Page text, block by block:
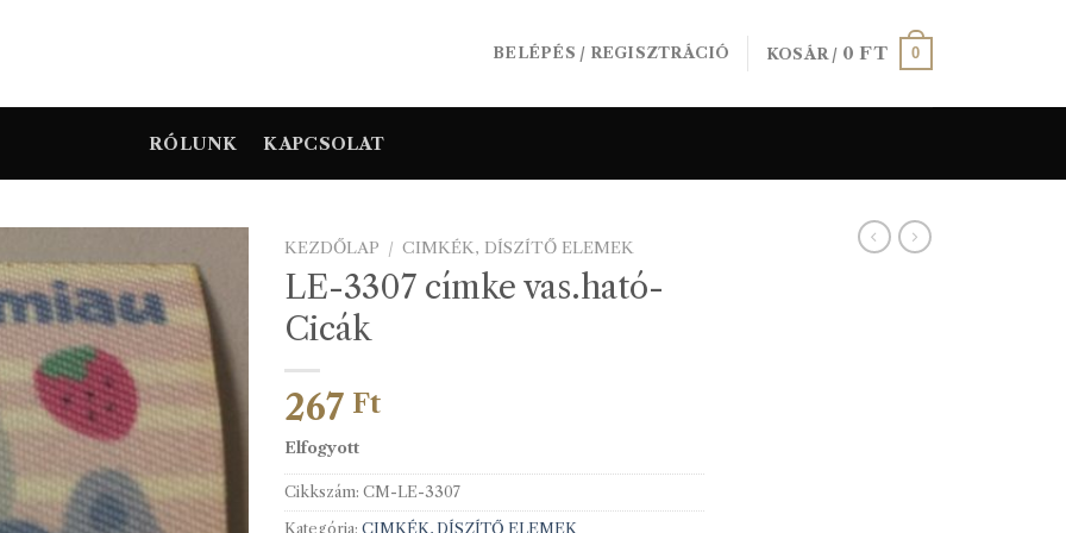
BELÉPÉS / REGISZTRÁCIÓ KOSÁR / 0FT 0
RÓLUNK KAPCSOLAT
KEZDŐLAP / CIMKÉK, DÍSZÍTŐ ELEMEK
LE-3307 címke vas.ható-
Cicák
267 Ft
Elfogyott
Cikkszám: CM-LE-3307
Kategória: CIMKÉK, DÍSZÍTŐ ELEMEK